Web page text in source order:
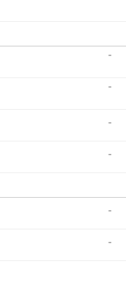
-
-
-
-
-
-